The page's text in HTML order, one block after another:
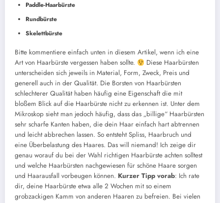
Paddle-Haarbürste
Rundbürste
Skelettbürste
Bitte kommentiere einfach unten in diesem Artikel, wenn ich eine
Art von Haarbürste vergessen haben sollte.
Diese Haarbürsten
unterscheiden sich jeweils in Material, Form, Zweck, Preis und
generell auch in der Qualität. Die Borsten von Haarbürsten
schlechterer Qualität haben häufig eine Eigenschaft die mit
bloßem Blick auf die Haarbürste nicht zu erkennen ist. Unter dem
Mikroskop sieht man jedoch häufig, dass das „billige“ Haarbürsten
sehr scharfe Kanten haben, die dein Haar einfach hart abtrennen
und leicht abbrechen lassen. So entsteht Spliss, Haarbruch und
eine Überbelastung des Haares. Das will niemand! Ich zeige dir
genau worauf du bei der Wahl richtigen Haarbürste achten solltest
und welche Haarbürsten nachgewiesen für schöne Haare sorgen
und Haarausfall vorbeugen können. Kurzer Tipp vorab: Ich rate
dir, deine Haarbürste etwa alle 2 Wochen mit so einem
grobzackigen Kamm von anderen Haaren zu befreien. Bei vielen